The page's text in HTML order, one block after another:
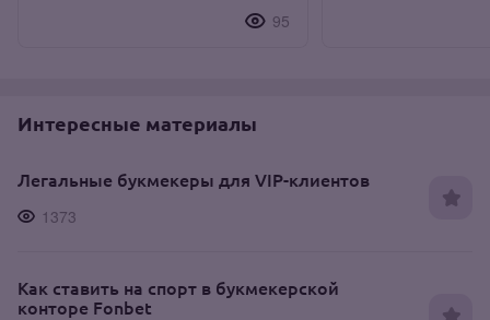
95
Интересные материалы
Легальные букмекеры для VIP-клиентов
1373
Как ставить на спорт в букмекерской
конторе Fonbet